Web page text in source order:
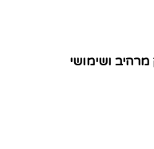
ושימושי